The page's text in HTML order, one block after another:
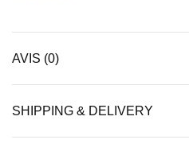
AVIS (0)
SHIPPING & DELIVERY